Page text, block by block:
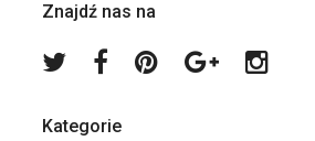
Znajdź nas na
Twitter FacebookPinterestGoogle
Plus
Kategorie